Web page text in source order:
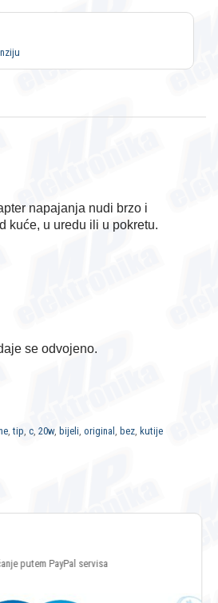
napajanja nudi brzo i
kuće, u uredu ili u pokretu.
se odvojeno.
,tip, c, 20w, bijeli, original , bez, kutije
Crypto valutama
svih vrsta Crypto valuta